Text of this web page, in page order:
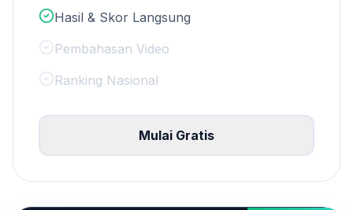
Hasil & Skor Langsung
Pembahasan Video
Ranking Nasional
Mulai Gratis